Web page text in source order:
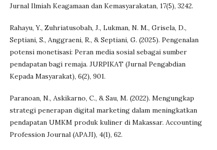
Jurnal Ilmiah Keagamaan dan Kemasyarakatan, 17(5), 3242.
Rahayu, Y., Zuhriatusobah, J., Lukman, N. M., Grisela, D.,
Septiani, S., Anggraeni, R., & Septiani, G. (2025). Pengenalan
potensi monetisasi: Peran media sosial sebagai sumber
pendapatan bagi remaja. JURPIKAT (Jurnal Pengabdian
Kepada Masyarakat), 6(2), 901.
Paranoan, N., Askikarno, C., & Sau, M. (2022). Mengungkap
strategi penerapan digital marketing dalam meningkatkan
pendapatan UMKM produk kuliner di Makassar. Accounting
Profession Journal (APAJI), 4(1), 62.